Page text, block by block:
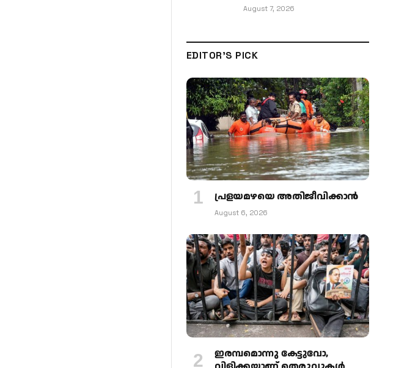
August 7, 2026
EDITOR'S PICK
പ്രളയമഴയെ അതിജീവിക്കാന്‍
August 6, 2026
ഇരമ്പമൊന്നു കേട്ടുവോ,